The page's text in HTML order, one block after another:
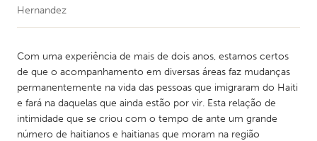
Hernandez
Com uma experiência de mais de dois anos, estamos certos
de que o acompanhamento em diversas áreas faz mudanças
permanentemente na vida das pessoas que imigraram do Haiti
e fará na daquelas que ainda estão por vir. Esta relação de
intimidade que se criou com o tempo de ante um grande
número de haitianos e haitianas que moram na região